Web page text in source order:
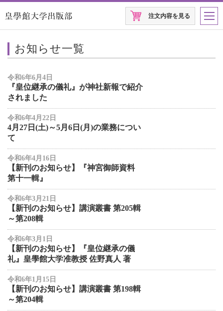
注文内容を見る
お知らせ一覧
令和6年6月4日
『皇位継承の儀礼』が神社新報で紹介
されました
令和6年4月22日
4月27日(土)～5月6日(月)の業務につい
て
令和6年4月16日
【新刊のお知らせ】『神宮御師資料
第十一輯』
令和6年3月21日
【新刊のお知らせ】講演叢書 第205輯
～第208輯
令和6年3月1日
【新刊のお知らせ】『皇位継承の儀
礼』皇學館大学准教授 佐野真人 著
令和6年1月15日
【新刊のお知らせ】講演叢書 第198輯
～第204輯